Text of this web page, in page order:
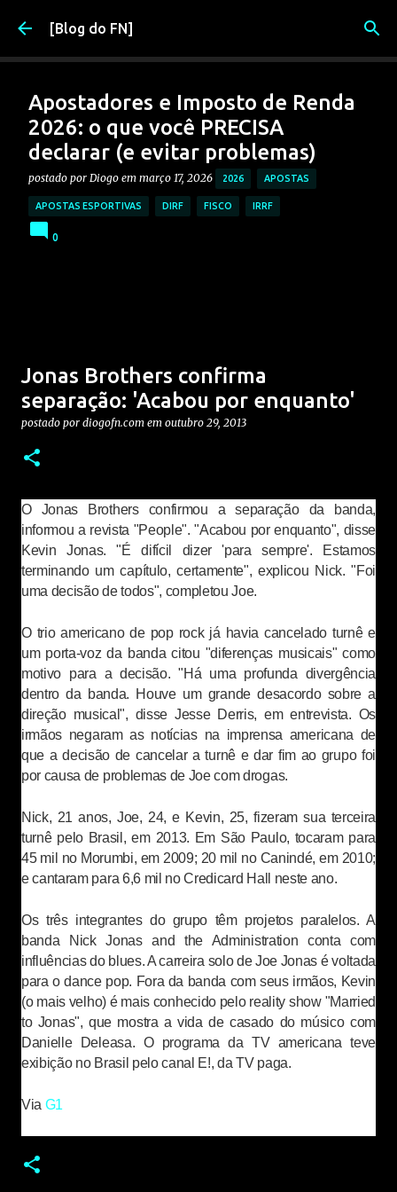
Pular para o conteúdo principal
[Blog do FN]
Apostadores e Imposto de Renda
2026: o que você PRECISA
declarar (e evitar problemas)
postado por Diogo em março 17, 2026 2026 APOSTAS
APOSTAS ESPORTIVAS DIRF FISCO IRRF
0
Jonas Brothers confirma
separação: 'Acabou por enquanto'
postado por diogofn.com em outubro 29, 2013
O Jonas Brothers confirmou a separação da banda,
informou a revista "People". "Acabou por enquanto", disse
Kevin Jonas. "É difícil dizer 'para sempre'. Estamos
terminando um capítulo, certamente", explicou Nick. "Foi
uma decisão de todos", completou Joe.
O trio americano de pop rock já havia cancelado turnê e
um porta-voz da banda citou "diferenças musicais" como
motivo para a decisão. "Há uma profunda divergência
dentro da banda. Houve um grande desacordo sobre a
direção musical", disse Jesse Derris, em entrevista. Os
irmãos negaram as notícias na imprensa americana de
que a decisão de cancelar a turnê e dar fim ao grupo foi
por causa de problemas de Joe com drogas.
Nick, 21 anos, Joe, 24, e Kevin, 25, fizeram sua terceira
turnê pelo Brasil, em 2013. Em São Paulo, tocaram para
45 mil no Morumbi, em 2009; 20 mil no Canindé, em 2010;
e cantaram para 6,6 mil no Credicard Hall neste ano.
Os três integrantes do grupo têm projetos paralelos. A
banda Nick Jonas and the Administration conta com
influências do blues. A carreira solo de Joe Jonas é voltada
para o dance pop. Fora da banda com seus irmãos, Kevin
(o mais velho) é mais conhecido pelo reality show "Married
to Jonas", que mostra a vida de casado do músico com
Danielle Deleasa. O programa da TV americana teve
exibição no Brasil pelo canal E!, da TV paga.
Via G1